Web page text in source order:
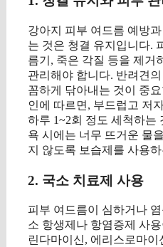
강아지 피부 여드름 예방
는 것은 청결 유지입니다.
름기, 죽은 각질 등을 제거
관리해야 합니다. 반려견
꼼하게 닦아내는 것이 중
인에 따르면, 부드럽고 저
하루 1~2회 정도 세척하는
욕 시에는 너무 뜨거운 물
지 않도록 보습제를 사용
2. 국소 치료제 사용
피부 여드름이 심하거나
소 항생제나 항염증제 사
린다마이신, 에리스로마